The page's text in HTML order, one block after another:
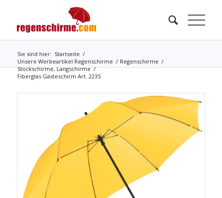
Sie sind hier: Startseite /
Unsere Werbeartikel Regenschirme / Regenschirme /
Stockschirme, Langschirme /
Fiberglas Gästeschirm Art. 2235